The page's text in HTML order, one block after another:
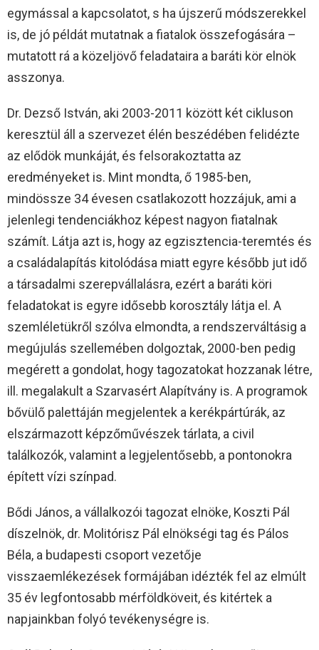
egymással a kapcsolatot, s ha újszerű módszerekkel
is, de jó példát mutatnak a fiatalok összefogására –
mutatott rá a közeljövő feladataira a baráti kör elnök
asszonya.
Dr. Dezső István, aki 2003-2011 között két cikluson
keresztül áll a szervezet élén beszédében felidézte
az elődök munkáját, és felsorakoztatta az
eredményeket is. Mint mondta, ő 1985-ben,
mindössze 34 évesen csatlakozott hozzájuk, ami a
jelenlegi tendenciákhoz képest nagyon fiatalnak
számít. Látja azt is, hogy az egzisztencia-teremtés és
a családalapítás kitolódása miatt egyre később jut idő
a társadalmi szerepvállalásra, ezért a baráti köri
feladatokat is egyre idősebb korosztály látja el. A
szemléletükről szólva elmondta, a rendszerváltásig a
megújulás szellemében dolgoztak, 2000-ben pedig
megérett a gondolat, hogy tagozatokat hozzanak létre,
ill. megalakult a Szarvasért Alapítvány is. A programok
bővülő palettáján megjelentek a kerékpártúrák, az
elszármazott képzőművészek tárlata, a civil
találkozók, valamint a legjelentősebb, a pontonokra
épített vízi színpad.
Bődi János, a vállalkozói tagozat elnöke, Koszti Pál
díszelnök, dr. Molitórisz Pál elnökségi tag és Pálos
Béla, a budapesti csoport vezetője
visszaemlékezések formájában idézték fel az elmúlt
35 év legfontosabb mérföldköveit, és kitértek a
napjainkban folyó tevékenységre is.